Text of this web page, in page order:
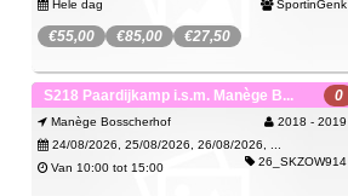
Hele dag SportinGenk
€55,00 €85,00 €27,50
Spijtig, deze activiteit kan je niet meer
boeken.
Je kan je wel inschrijven op de wachtlijst.
SportinGenk Park
Wachtlijst
S218 Paardijkamp i.s.m. Manège B... 0
Manège Bosscherhof
2018 - 2019
24/08/2026, 25/08/2026, 26/08/2026, ...
26_SKZOW914
Van 10:00 tot 15:00